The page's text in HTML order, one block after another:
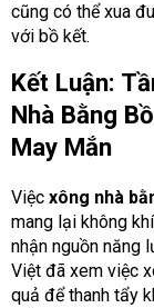
cũng có thể xua
với bồ kết.
Kết Luận:
Nhà Bằng
May Mắn
Việc xông nhà
mang lại không
nhận nguồn năng
Việt đã xem việc
quả để thanh tẩy